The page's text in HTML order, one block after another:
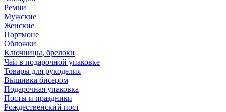
Ремни
Мужские
Женские
Портмоне
Обложки
Ключницы, брелоки
Чай в подарочной упаковке
Товары для рукоделия
Вышивка бисером
Подарочная упаковка
Посты и праздники
Рождественский пост